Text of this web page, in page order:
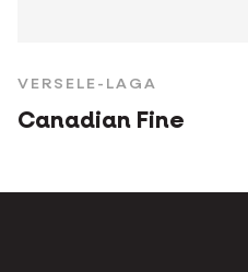
VERSELE-LAGA
Canadian Fine